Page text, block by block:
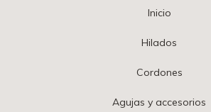
Inicio
Hilados
Cordones
Agujas y accesorios